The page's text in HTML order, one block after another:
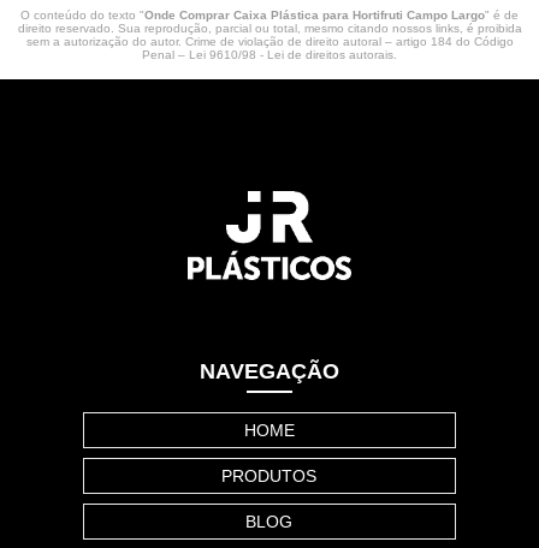
O conteúdo do texto "Onde Comprar Caixa Plástica para Hortifruti Campo Largo" é de
direito reservado. Sua reprodução, parcial ou total, mesmo citando nossos links, é proibida
sem a autorização do autor. Crime de violação de direito autoral – artigo 184 do Código
Penal – Lei 9610/98 - Lei de direitos autorais.
NAVEGAÇÃO
HOME
PRODUTOS
BLOG